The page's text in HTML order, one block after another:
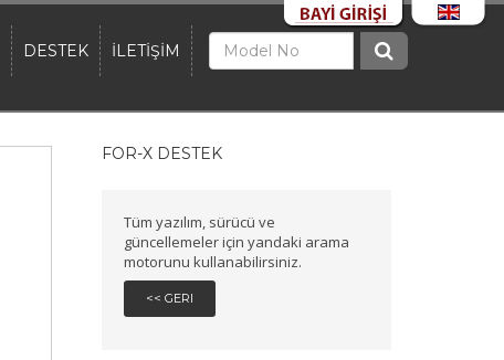
DESTEK İLETİŞİM
FOR-X DESTEK
Tüm yazılım, sürücü ve
güncellemeler için yandaki arama
motorunu kullanabilirsiniz.
<< GERI